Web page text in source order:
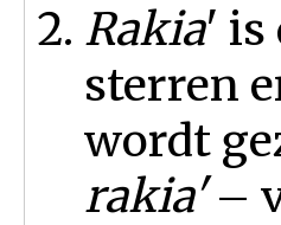
Rakia' is
sterren
wordt
rakia'–